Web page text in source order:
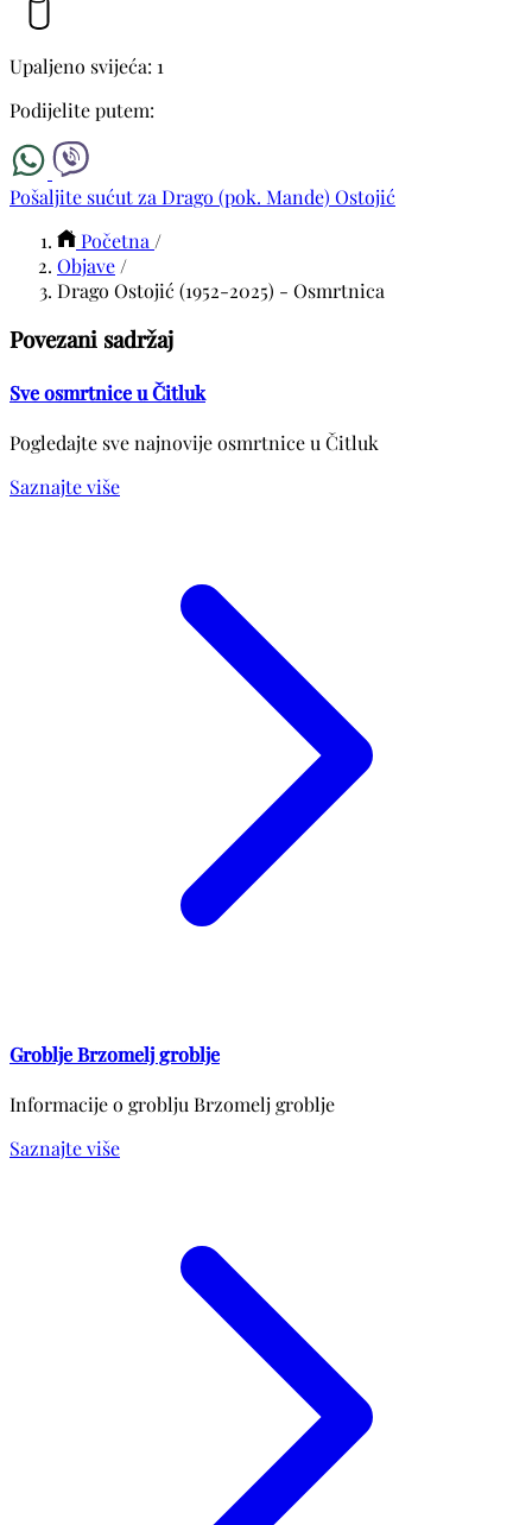
Upaljeno svijeća: 1
Podijelite putem:
Pošaljite sućut za Drago (pok. Mande) Ostojić
Početna /
Objave /
Drago Ostojić (1952-2025) - Osmrtnica
Povezani sadržaj
Sve osmrtnice u Čitluk
Pogledajte sve najnovije osmrtnice u Čitluk
Saznajte više
Groblje Brzomelj groblje
Informacije o groblju Brzomelj groblje
Saznajte više